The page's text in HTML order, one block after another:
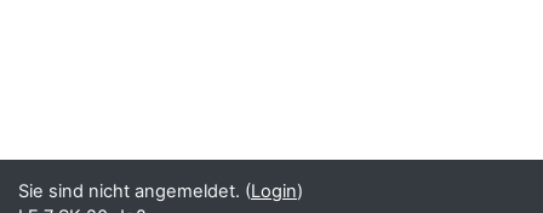
Sie sind nicht angemeldet. (Login)